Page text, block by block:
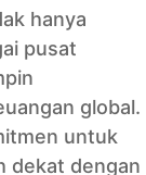
hanya
pusat
global.
untuk
dekat dengan